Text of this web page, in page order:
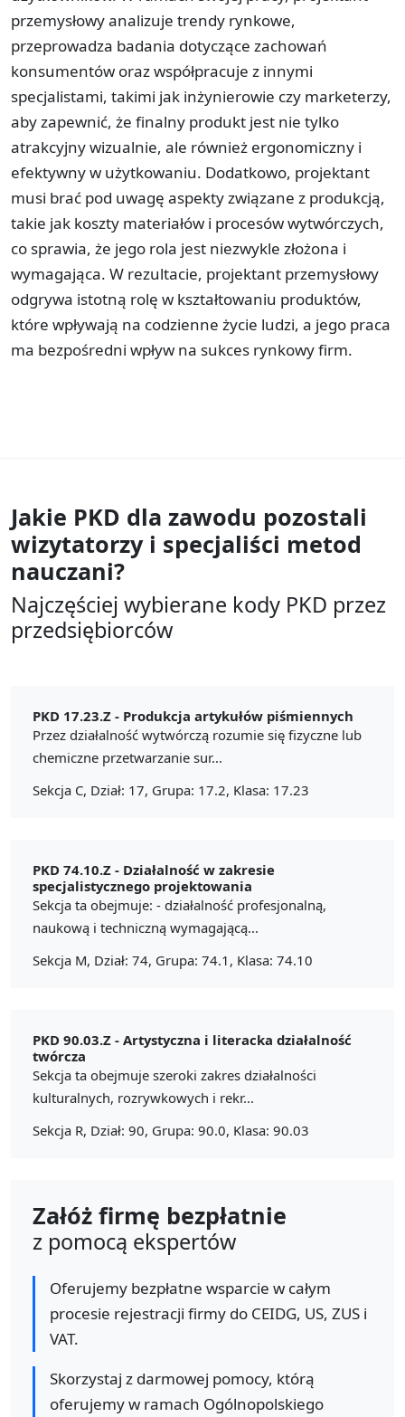
przemysłowy analizuje trendy rynkowe,
przeprowadza badania dotyczące zachowań
konsumentów oraz współpracuje z innymi
specjalistami, takimi jak inżynierowie czy marketerzy,
aby zapewnić, że finalny produkt jest nie tylko
atrakcyjny wizualnie, ale również ergonomiczny i
efektywny w użytkowaniu. Dodatkowo, projektant
musi brać pod uwagę aspekty związane z produkcją,
takie jak koszty materiałów i procesów wytwórczych,
co sprawia, że jego rola jest niezwykle złożona i
wymagająca. W rezultacie, projektant przemysłowy
odgrywa istotną rolę w kształtowaniu produktów,
które wpływają na codzienne życie ludzi, a jego praca
ma bezpośredni wpływ na sukces rynkowy firm.
Jakie PKD dla zawodu pozostali
wizytatorzy i specjaliści metod
nauczani?
Najczęściej wybierane kody PKD przez
przedsiębiorców
PKD 17.23.Z - Produkcja artykułów piśmiennych
Przez działalność wytwórczą rozumie się fizyczne lub
chemiczne przetwarzanie sur...
Sekcja C, Dział: 17, Grupa: 17.2, Klasa: 17.23
PKD 74.10.Z - Działalność w zakresie
specjalistycznego projektowania
Sekcja ta obejmuje: - działalność profesjonalną,
naukową i techniczną wymagającą...
Sekcja M, Dział: 74, Grupa: 74.1, Klasa: 74.10
PKD 90.03.Z - Artystyczna i literacka działalność
twórcza
Sekcja ta obejmuje szeroki zakres działalności
kulturalnych, rozrywkowych i rekr...
Sekcja R, Dział: 90, Grupa: 90.0, Klasa: 90.03
Załóż firmę bezpłatnie
z pomocą ekspertów
Oferujemy bezpłatne wsparcie w całym
procesie rejestracji firmy do CEIDG, US, ZUS i
VAT.
Skorzystaj z darmowej pomocy, którą
oferujemy w ramach Ogólnopolskiego